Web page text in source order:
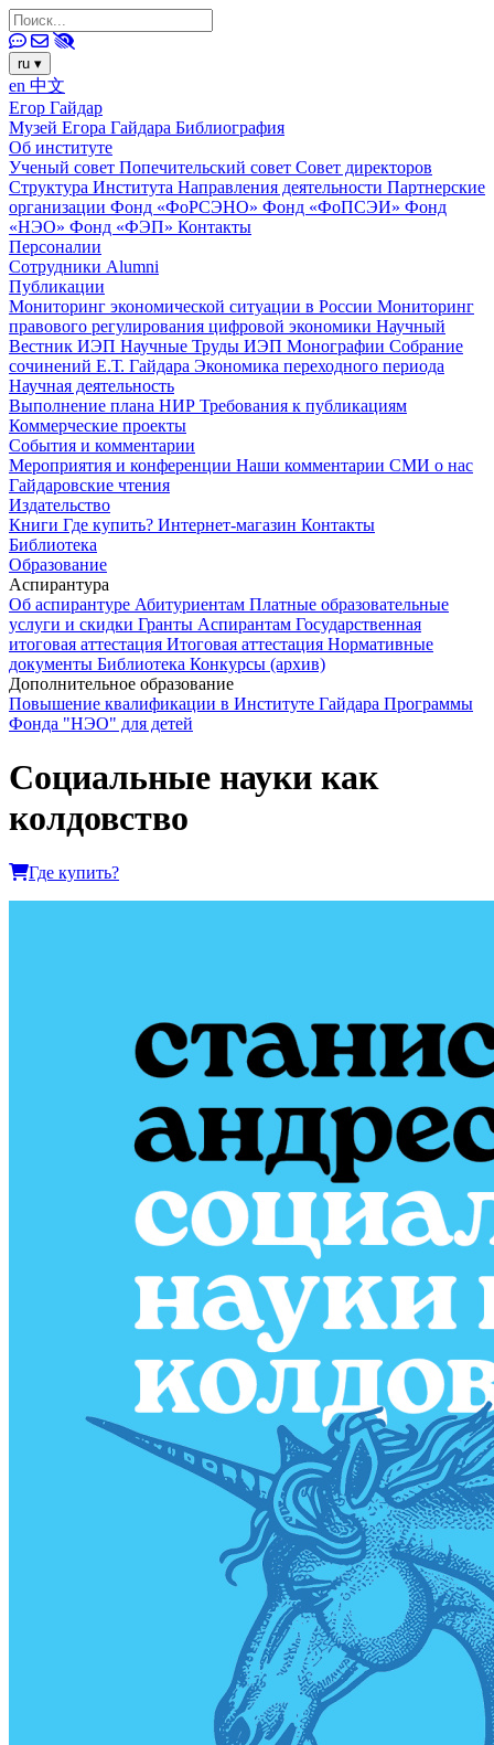
ru ▾
en 中文
Егор Гайдар
Музей Егора Гайдара Библиография
Об институте
Ученый совет Попечительский совет Совет директоров
Структура Института Направления деятельности Партнерские
организации Фонд «ФоРСЭНО» Фонд «ФоПСЭИ» Фонд
«НЭО» Фонд «ФЭП» Контакты
Персоналии
Сотрудники Alumni
Публикации
Мониторинг экономической ситуации в России Мониторинг
правового регулирования цифровой экономики Научный
Вестник ИЭП Научные Труды ИЭП Монографии Собрание
сочинений Е.Т. Гайдара Экономика переходного периода
Научная деятельность
Выполнение плана НИР Требования к публикациям
Коммерческие проекты
События и комментарии
Мероприятия и конференции Наши комментарии СМИ о нас
Гайдаровские чтения
Издательство
Книги Где купить? Интернет-магазин Контакты
Библиотека
Образование
Аспирантура
Об аспирантуре Абитуриентам Платные образовательные
услуги и скидки Гранты Аспирантам Государственная
итоговая аттестация Итоговая аттестация Нормативные
документы Библиотека Конкурсы (архив)
Дополнительное образование
Повышение квалификации в Институте Гайдара Программы
Фонда "НЭО" для детей
Социальные науки как
колдовство
Где купить?